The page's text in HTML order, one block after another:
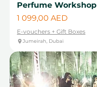
Perfume Workshop
Цена
1 099,00 AED
E-vouchers + Gift Boxes
Jumeirah, Dubai